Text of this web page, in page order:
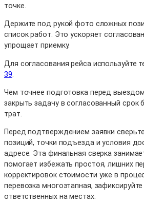
точке.
Держите под рукой фото сложных
список работ. Это ускоряет
упрощает приемку.
Для согласования рейса используйте
39
Чем точнее подготовка перед
закрыть задачу в согласованный срок
трат.
Перед подтверждением заявки
позиций, точки подъезда и условия
адресе. Эта финальная сверка
помогает избежать простоя, лишних
корректировок стоимости уже в
перевозка многоэтапная,
ответственных на местах.